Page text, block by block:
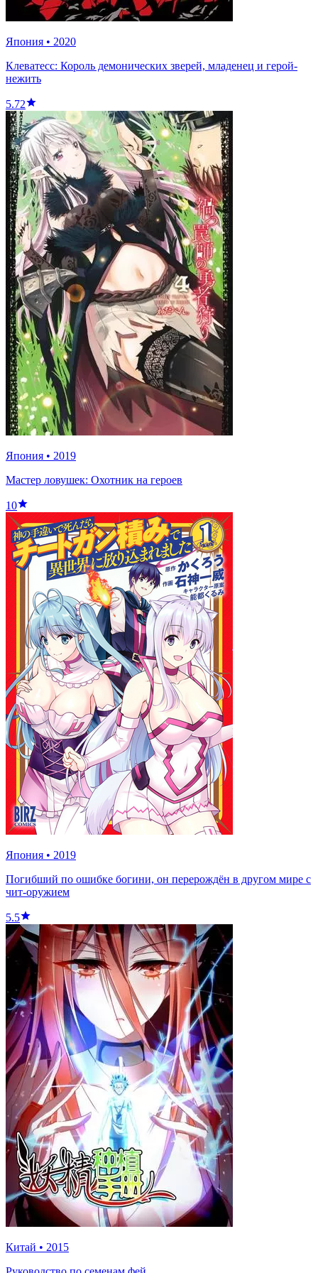
Япония • 2020
Клеватесс: Король демонических зверей, младенец и герой-
нежить
5.72
Япония • 2019
Мастер ловушек: Охотник на героев
10
Япония • 2019
Погибший по ошибке богини, он перерождён в другом мире с
чит-оружием
5.5
Китай • 2015